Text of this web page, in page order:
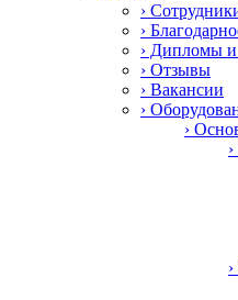
›
›
› Дипломы
› Отзывы
› Вакансии
›
›